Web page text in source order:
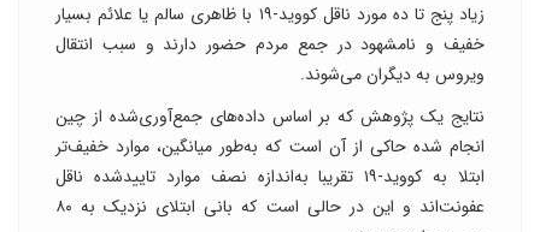
زیاد پنج تا ده مورد ناقل کووید-۱۹ با ظاهری سالم یا علائم بسیار
خفیف و نامشهود در جمع مردم حضور دارند و سبب انتقال
ویروس به دیگران می‌شوند.
نتایج یک پژوهش که بر اساس داده‌های جمع‌آوری‌شده از چین
انجام شده حاکی از آن است که به‌طور میانگین، موارد خفیف‌تر
ابتلا به کووید-۱۹ تقریبا به‌اندازه نصف موارد تایید‌شده ناقل
عفونت‌اند و این در حالی است که بانی ابتلای نزدیک به ۸۰